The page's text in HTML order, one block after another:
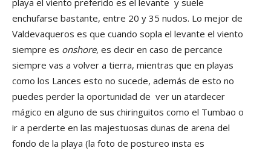
playa el viento preferido es el levante y suele
enchufarse bastante, entre 20 y 35 nudos. Lo mejor de
Valdevaqueros es que cuando sopla el levante el viento
siempre es onshore, es decir en caso de percance
siempre vas a volver a tierra, mientras que en playas
como los Lances esto no sucede, además de esto no
puedes perder la oportunidad de ver un atardecer
mágico en alguno de sus chiringuitos como el Tumbao o
ir a perderte en las majestuosas dunas de arena del
fondo de la playa (la foto de postureo insta es